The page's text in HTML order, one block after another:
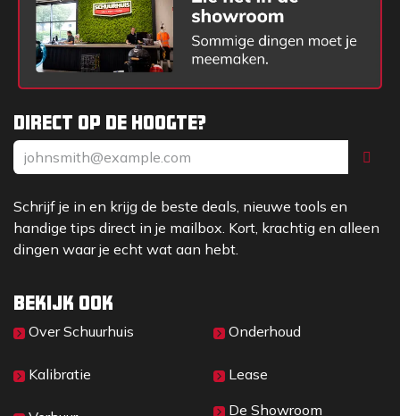
Direct op de hoogte?
Schrijf je in en krijg de beste deals, nieuwe tools en
handige tips direct in je mailbox. Kort, krachtig en alleen
dingen waar je echt wat aan hebt.
Bekijk ook
Over Sc​huurhuis
Kalibratie
Onderhoud
Lease
De Showroom